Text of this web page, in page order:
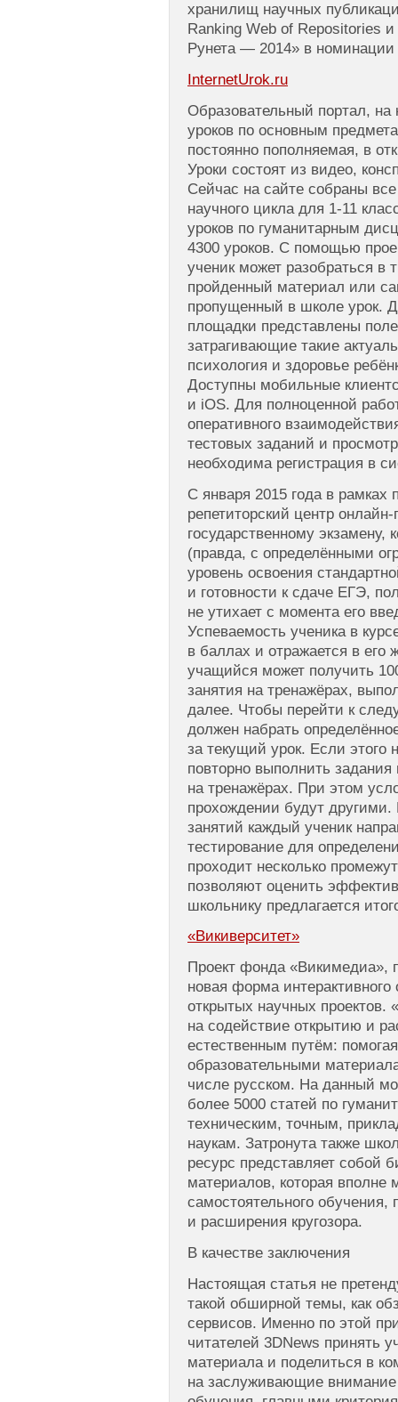
хранилищ научных
Ranking Web of Repositories
Рунета — 2014» в номинации
InternetUrok.ru
Образовательный портал, на
уроков по основным
постоянно пополняемая, в
Уроки состоят из видео,
Сейчас на сайте собраны
научного цикла для 1-11
уроков по гуманитарным
4300 уроков. С помощью
ученик может разобраться в
пройденный материал или
пропущенный в школе урок.
площадки представлены
затрагивающие такие
психология и здоровье
Доступны мобильные
и iOS. Для полноценной
оперативного
тестовых заданий и
необходима регистрация в
С января 2015 года в рамках
репетиторский центр
государственному экзамену,
(правда, с определёнными
уровень освоения
и готовности к сдаче ЕГЭ,
не утихает с момента его
Успеваемость ученика в
в баллах и отражается в его
учащийся может получить
занятия на тренажёрах,
далее. Чтобы перейти к
должен набрать
за текущий урок. Если этого
повторно выполнить задания
на тренажёрах. При этом
прохождении будут
занятий каждый ученик
тестирование для
проходит несколько
позволяют оценить
школьнику предлагается
«Викиверситет»
Проект фонда «Викимедиа»,
новая форма
открытых научных проектов.
на содействие открытию и
естественным путём:
образовательными
числе русском. На данный
более 5000 статей по
техническим, точным,
наукам. Затронута также
ресурс представляет собой
материалов, которая вполне
самостоятельного
и расширения кругозора.
В качестве заключения
Настоящая статья не
такой обширной темы, как
сервисов. Именно по этой
читателей 3DNews принять
материала и поделиться в
на заслуживающие